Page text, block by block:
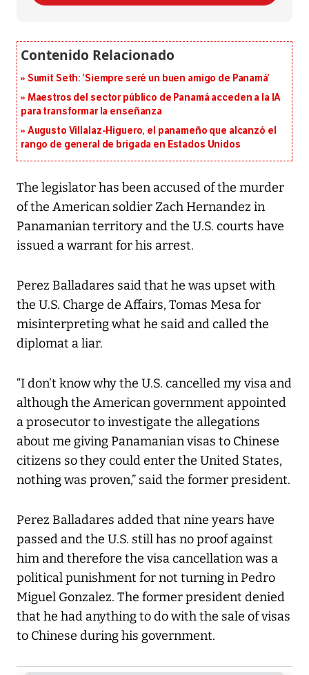
Sumit Seth: ‘Siempre seré un buen amigo de Panamá’
Maestros del sector público de Panamá acceden a la IA
para transformar la enseñanza
Augusto Villalaz-Higuero, el panameño que alcanzó el
rango de general de brigada en Estados Unidos
The legislator has been accused of the murder
of the American soldier Zach Hernandez in
Panamanian territory and the U.S. courts have
issued a warrant for his arrest.
Perez Balladares said that he was upset with
the U.S. Charge de Affairs, Tomas Mesa for
misinterpreting what he said and called the
diplomat a liar.
“I don’t know why the U.S. cancelled my visa and
although the American government appointed
a prosecutor to investigate the allegations
about me giving Panamanian visas to Chinese
citizens so they could enter the United States,
nothing was proven,” said the former president.
Perez Balladares added that nine years have
passed and the U.S. still has no proof against
him and therefore the visa cancellation was a
political punishment for not turning in Pedro
Miguel Gonzalez. The former president denied
that he had anything to do with the sale of visas
to Chinese during his government.